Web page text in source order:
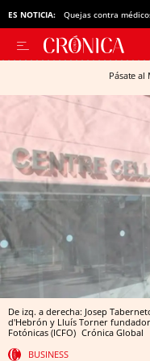
ES NOTICIA: Quejas contra
Pásate al
De izq. a derecha: Josep
d'Hebrón y Lluís Torner
Fotónicas (ICFO) Crónica Global
BUSINESS